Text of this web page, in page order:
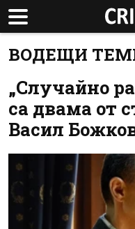
ВОДЕЩИ
„Случайно
са двама от
Васил